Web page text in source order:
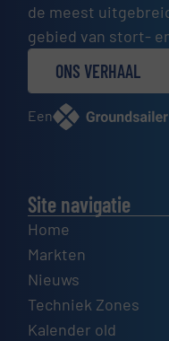
de meest
gebied van stort-
ONS VERHAAL
Een
Site navigatie
Home
Markten
Nieuws
Techniek Zones
Kalender old